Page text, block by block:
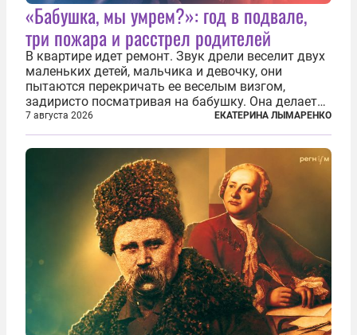
«Бабушка, мы умрем?»: год в подвале,
три пожара и расстрел родителей
В квартире идет ремонт. Звук дрели веселит двух
маленьких детей, мальчика и девочку, они
пытаются перекричать ее веселым визгом,
задиристо посматривая на бабушку. Она делает
им замечание, но внуки чувствуют, что она
сердится невсерьез. И это правда: дрель, конечно,
сверлит противно, но всё...
7 августа 2026 ЕКАТЕРИНА ЛЫМАРЕНКО